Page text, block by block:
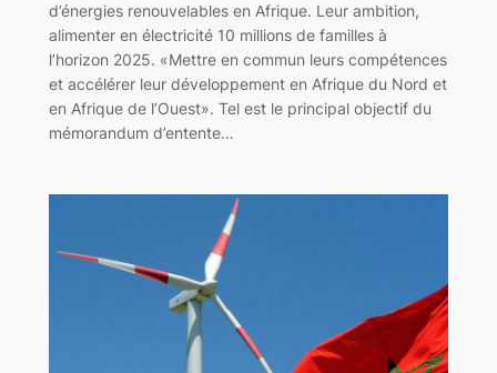
d’énergies renouvelables en Afrique. Leur ambition,
alimenter en électricité 10 millions de familles à
l’horizon 2025. «Mettre en commun leurs compétences
et accélérer leur développement en Afrique du Nord et
en Afrique de l’Ouest». Tel est le principal objectif du
mémorandum d’entente…